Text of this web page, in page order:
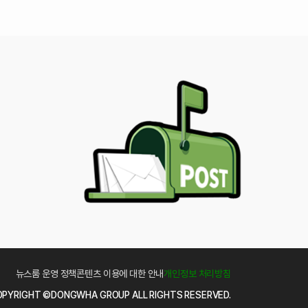
뉴스룸 운영 정책콘텐츠 이용에 대한 안내개인정보 처리방침
©DONGWHA GROUP ALL RIGHTS RESERVED.